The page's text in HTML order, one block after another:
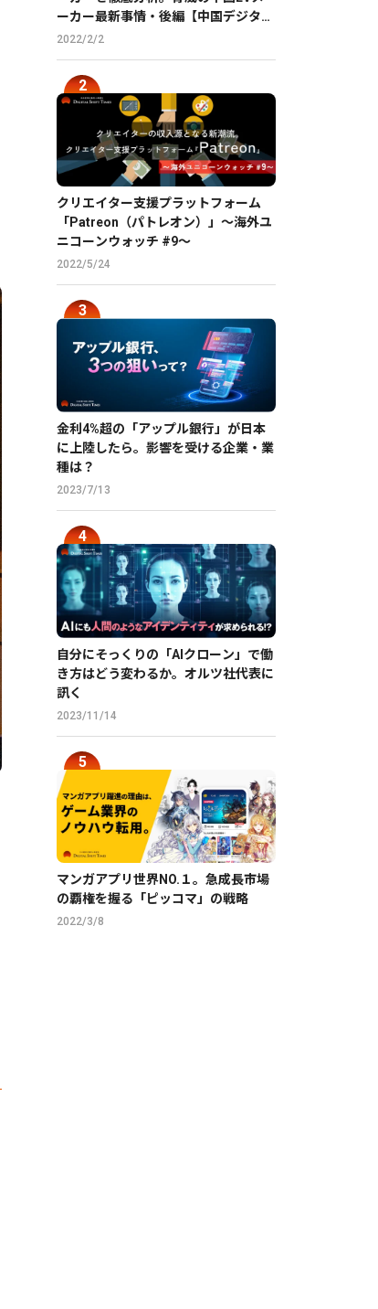
ーカー最新事情・後編【中国デジタル
企業最前線】
2022/2/2
クリエイター支援プラットフォーム
「Patreon（パトレオン）」〜海外ユ
ニコーンウォッチ #9〜
2022/5/24
金利4%超の「アップル銀行」が日本
に上陸したら。影響を受ける企業・業
種は？
2023/7/13
自分にそっくりの「AIクローン」で働
き方はどう変わるか。オルツ社代表に
訊く
2023/11/14
マンガアプリ世界NO.１。急成長市場
の覇権を握る「ピッコマ」の戦略
2022/3/8